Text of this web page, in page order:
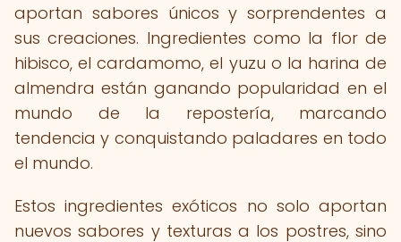
aportan sabores únicos y sorprendentes a
sus creaciones. Ingredientes como la flor de
hibisco, el cardamomo, el yuzu o la harina de
almendra están ganando popularidad en el
mundo de la repostería, marcando
tendencia y conquistando paladares en todo
el mundo.
Estos ingredientes exóticos no solo aportan
nuevos sabores y texturas a los postres, sino